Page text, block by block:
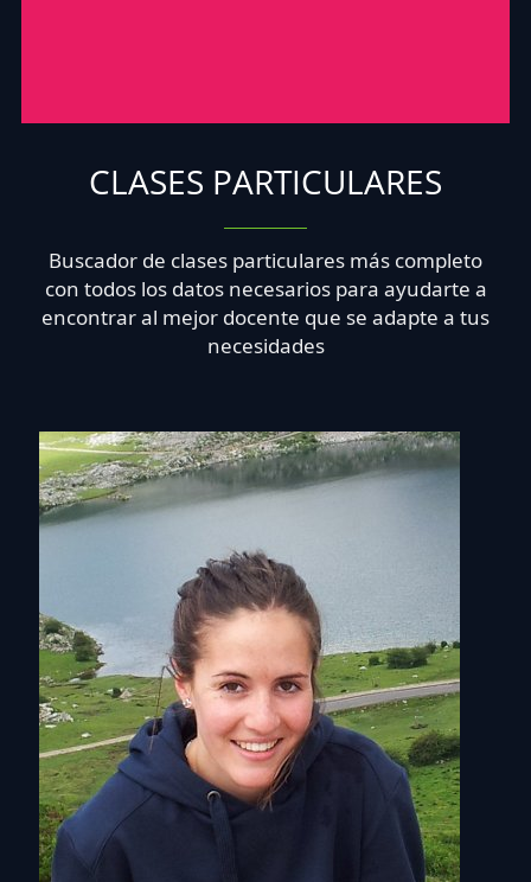
CLASES PARTICULARES
Buscador de clases particulares más completo
con todos los datos necesarios para ayudarte a
encontrar al mejor docente que se adapte a tus
necesidades